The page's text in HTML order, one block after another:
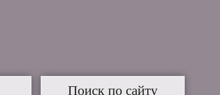
Поиск по сайту